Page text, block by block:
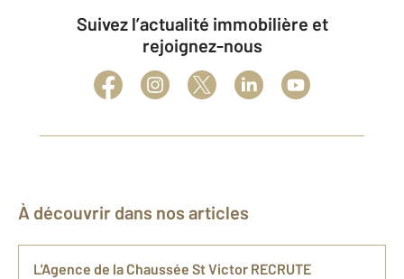
Suivez l’actualité immobilière et
rejoignez-nous
À découvrir dans nos articles
L'Agence de la Chaussée St Victor RECRUTE